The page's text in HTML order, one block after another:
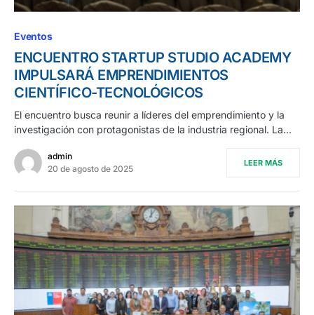
Eventos
ENCUENTRO STARTUP STUDIO ACADEMY
IMPULSARÁ EMPRENDIMIENTOS
CIENTÍFICO-TECNOLÓGICOS
El encuentro busca reunir a líderes del emprendimiento y la
investigación con protagonistas de la industria regional. La…
admin
20 de agosto de 2025
LEER MÁS